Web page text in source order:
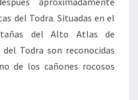
del Todra. Situadas en el
del Alto Atlas de
Todra son reconocidas
de los cañones rocosos